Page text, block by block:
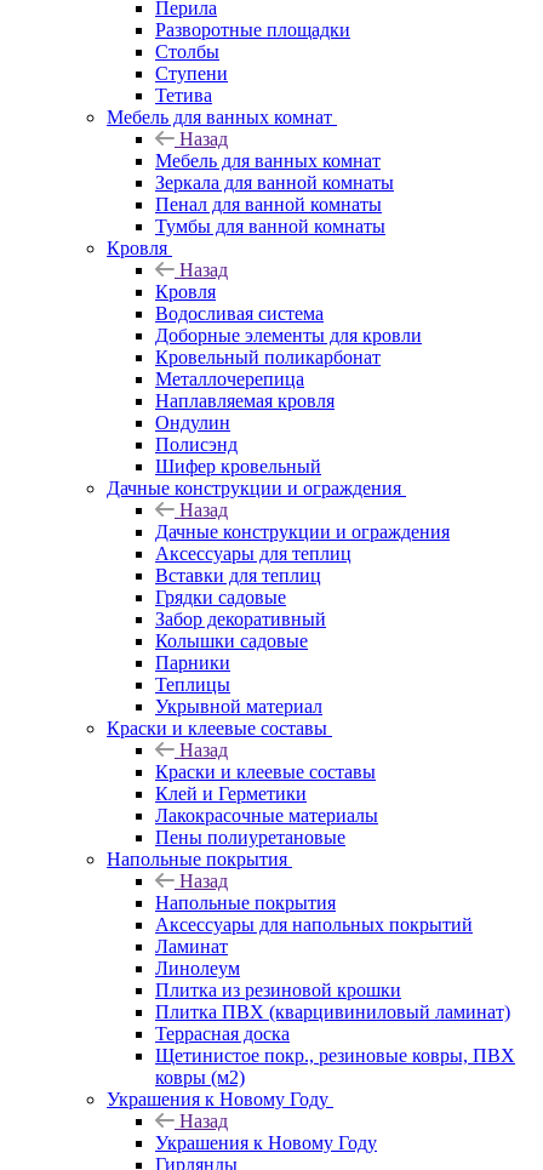
Перила
Разворотные площадки
Столбы
Ступени
Тетива
Мебель для ванных комнат
Назад
Мебель для ванных комнат
Зеркала для ванной комнаты
Пенал для ванной комнаты
Тумбы для ванной комнаты
Кровля
Назад
Кровля
Водосливая система
Доборные элементы для кровли
Кровельный поликарбонат
Металлочерепица
Наплавляемая кровля
Ондулин
Полисэнд
Шифер кровельный
Дачные конструкции и ограждения
Назад
Дачные конструкции и ограждения
Аксессуары для теплиц
Вставки для теплиц
Грядки садовые
Забор декоративный
Колышки садовые
Парники
Теплицы
Укрывной материал
Краски и клеевые составы
Назад
Краски и клеевые составы
Клей и Герметики
Лакокрасочные материалы
Пены полиуретановые
Напольные покрытия
Назад
Напольные покрытия
Аксессуары для напольных покрытий
Ламинат
Линолеум
Плитка из резиновой крошки
Плитка ПВХ (кварцивиниловый ламинат)
Террасная доска
Щетинистое покр., резиновые ковры, ПВХ
ковры (м2)
Украшения к Новому Году
Назад
Украшения к Новому Году
Гирлянды